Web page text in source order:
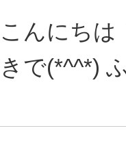
こんにちは
きで(*^^*)